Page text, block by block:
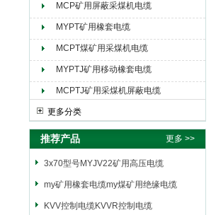
MCP矿用屏蔽采煤机电缆
MYPT矿用橡套电缆
MCPT煤矿用采煤机电缆
MYPTJ矿用移动橡套电缆
MCPTJ矿用采煤机屏蔽电缆
更多分类
推荐产品 更多 >>
3x70型号MYJV22矿用高压电缆
my矿用橡套电缆my煤矿用绝缘电缆
KVV控制电缆KVVR控制电缆